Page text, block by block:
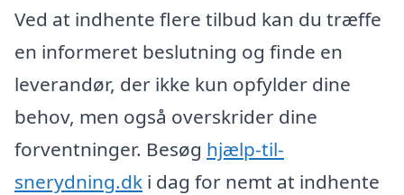
Ved at indhente flere tilbud kan du træffe
en informeret beslutning og finde en
leverandør, der ikke kun opfylder dine
behov, men også overskrider dine
forventninger. Besøg hjælp-til-
snerydning.dk i dag for nemt at indhente